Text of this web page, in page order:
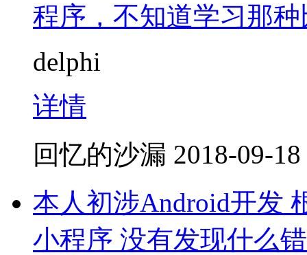
程序，不知道学习那
delphi
详情
回忆的沙漏 2018-09-
本人初涉Android开发
小程序 没有发现什么